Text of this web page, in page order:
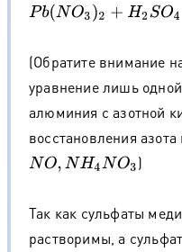
Pb(NO3)2+H 2SO4=PbSO
(Обратите внимание
уравнение лишь
алюминия с азотной
восстановления
NO,NH4NO3 )
Так как сульфаты
растворимы, а